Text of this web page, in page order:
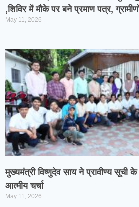
,शिविर में मौके पर बने प्रमाण पत्र,
May 11, 2026
मुख्यमंत्री विष्णुदेव साय ने प्रावीण्य सूची के
आत्मीय चर्चा
May 11, 2026